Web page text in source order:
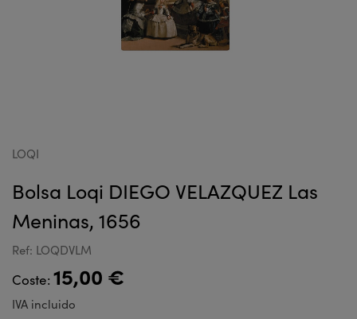
LOQI
Bolsa Loqi DIEGO VELAZQUEZ Las
Meninas, 1656
Ref: LOQDVLM
Coste: 15,00 €
IVA incluido